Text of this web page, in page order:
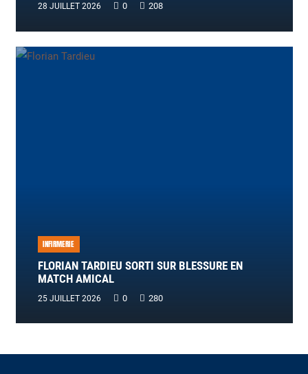
28 JUILLET 2026 0 208
INFIRMERIE
FLORIAN TARDIEU SORTI SUR BLESSURE EN
MATCH AMICAL
25 JUILLET 2026 0 280